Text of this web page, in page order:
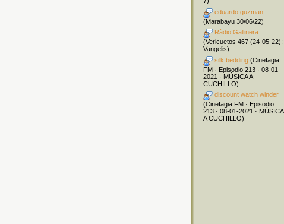
eduardo guzman
(Marabayu 30/06/22)
Ràdio Gallinera
(Vericuetos 467 (24-05-22):
Vangelis)
silk bedding (Cinefagia
FM · Episodio 213 · 08-01-
2021 · MÚSICA A
CUCHILLO)
discount watch winder
(Cinefagia FM · Episodio
213 · 08-01-2021 · MÚSICA
A CUCHILLO)